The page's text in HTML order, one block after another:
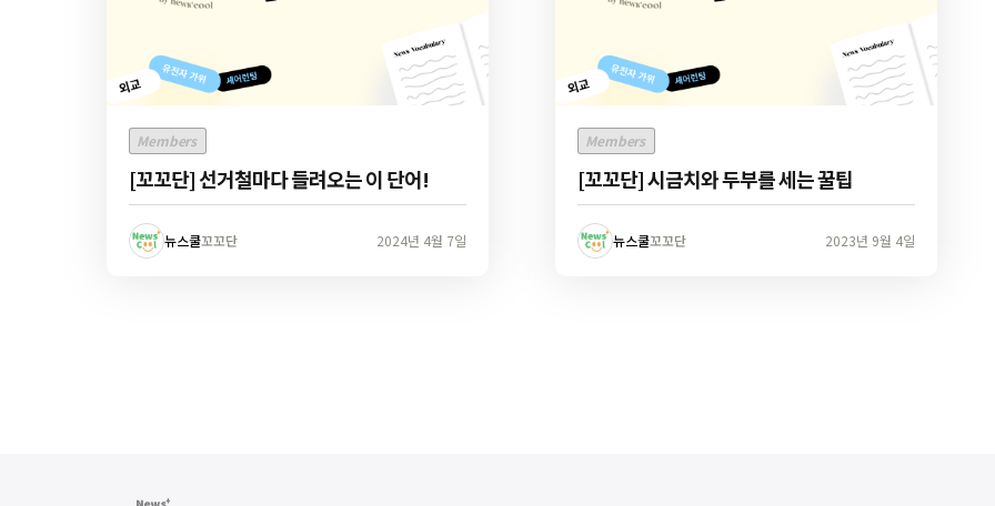
Members
[꼬꼬단] 선거철마다 들려오는 이 단어!
뉴스쿨꼬꼬단 2024년 4월 7일
Members
[꼬꼬단] 시금치와 두부를 세는 꿀팁
뉴스쿨꼬꼬단 2023년 9월 4일